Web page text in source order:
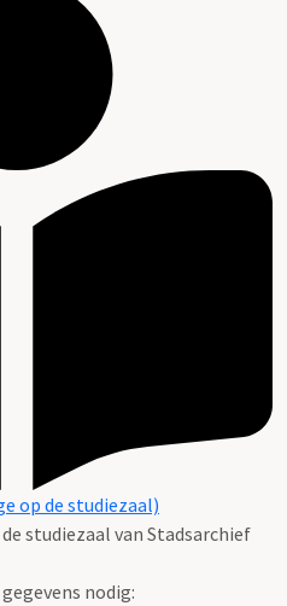
op de studiezaal)
studiezaal van Stadsarchief
nodig: